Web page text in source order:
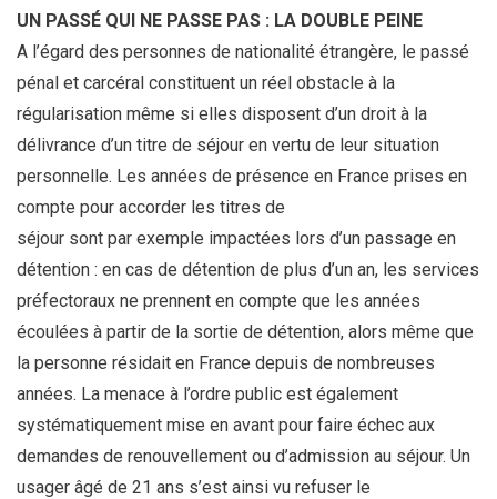
UN PASSÉ QUI NE PASSE PAS : LA DOUBLE PEINE
A l’égard des personnes de nationalité étrangère, le passé
pénal et carcéral constituent un réel obstacle à la
régularisation même si elles disposent d’un droit à la
délivrance d’un titre de séjour en vertu de leur situation
personnelle. Les années de présence en France prises en
compte pour accorder les titres de
séjour sont par exemple impactées lors d’un passage en
détention : en cas de détention de plus d’un an, les services
préfectoraux ne prennent en compte que les années
écoulées à partir de la sortie de détention, alors même que
la personne résidait en France depuis de nombreuses
années. La menace à l’ordre public est également
systématiquement mise en avant pour faire échec aux
demandes de renouvellement ou d’admission au séjour. Un
usager âgé de 21 ans s’est ainsi vu refuser le